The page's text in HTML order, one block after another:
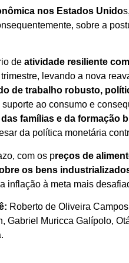
nos Estados Unido
sobre a
deatividade resiliente
levando a nova
de trabalho robusto,
ao consumo e
famílias e da formação
da política monetária
com os preços de
os bens
inflação à meta mais
Roberto de Oliveira
Gabriel Muricca Galípolo,